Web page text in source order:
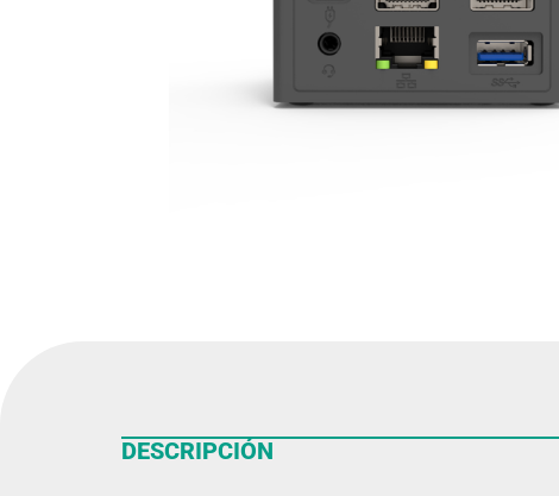
DESCRIPCIÓN